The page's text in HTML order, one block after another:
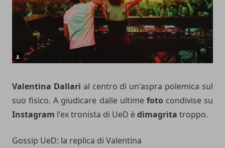
Valentina Dallari al centro di un'aspra polemica sul
suo fisico. A giudicare dalle ultime foto condivise su
Instagram l'ex tronista di UeD èdimagrita troppo.
Gossip UeD: la replica di Valentina